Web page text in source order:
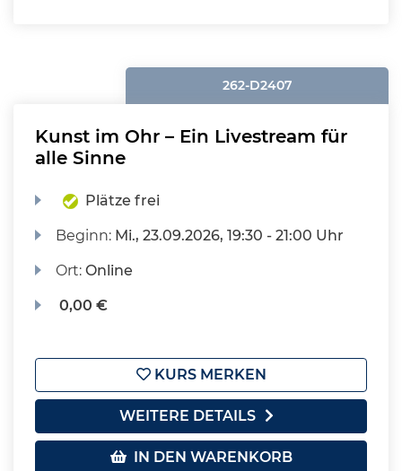
262-D2407
Kunst im Ohr – Ein Livestream für
alle Sinne
Plätze frei
Beginn: Mi., 23.09.2026, 19:30 - 21:00 Uhr
Ort:Online
0,00 €
KURS MERKEN
WEITERE DETAILS
IN DEN WARENKORB